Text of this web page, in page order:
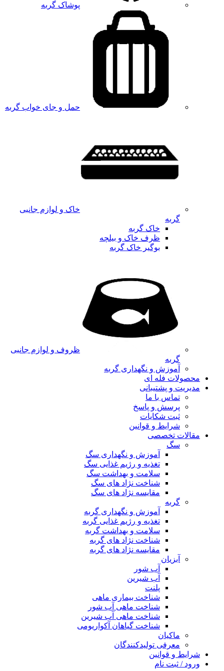
پوشاک گربه
حمل و جای خواب گربه
خاک و لوازم جانبی
گربه
خاک گربه
ظرف خاک و بیلچه
بوگیر خاک گربه
ظروف و لوازم جانبی
گربه
آموزش و نگهداری گربه
محصولات فله ای
مدیریت و پشتیبانی
تماس با ما
پرسش و پاسخ
ثبت شکایات
شرایط و قوانین
مقالات تخصصی
سگ
آموزش و نگهداری سگ
تغذیه و رژیم غذایی سگ
سلامت و بهداشت سگ
شناخت نژاد های سگ
مقایسه نژاد های سگ
گربه
آموزش و نگهداری گربه
تغذیه و رژیم غذایی گربه
سلامت و بهداشت گربه
شناخت نژاد های گربه
مقایسه نژاد های گربه
آبزیان
آب شور
آب شیرین
پلنت
شناخت بیماری ماهی
شناخت ماهی آب شور
شناخت ماهی آب شیرین
شناخت گیاهان آکواریومی
ماکیان
معرفی تولیدکنندگان
شرایط و قوانین
ورود / ثبت نام